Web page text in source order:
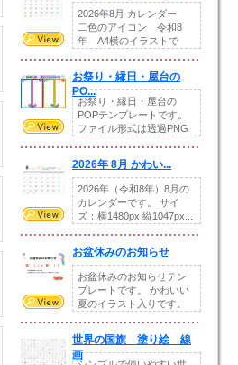
2026年8月 カレンダー
二色のアイコン 令和8
年 A4横のイラストで
お祭り・縁日・屋台の
PO...
お祭り・縁日・屋台の
POPテンプレートです。
ファイル形式は透過PNG
2026年 8月 かわい...
2026年（令和8年）8月の
カレンダーです。 サイ
ズ：横1480px 縦1047px...
お盆休みのお知らせ
お盆休みのお知らせテン
プレートです。 かわいい
夏のイラスト入りです。
世界の国旗 塗り絵 線
画